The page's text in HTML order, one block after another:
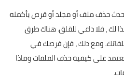
حذف ملف أو مجلد أو قرص بأكمله
لك ، فلا داعي للقلق. هناك طرق
ومع ذلك ، فإن فرصك في
على كيفية حذف الملفات وماذا